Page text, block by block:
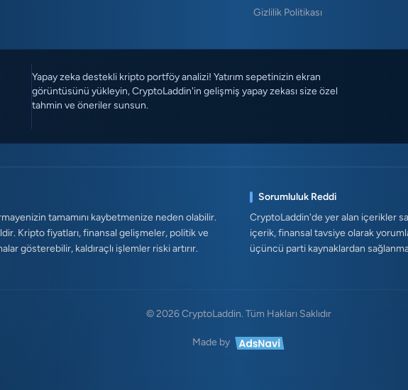
Gizlilik Politikası
Yapay zeka destekli kripto portföy analizi! Yatırım sepetinizin ekran
görüntüsünü yükleyin, CryptoLaddin'in gelişmiş yapay zekası size özel
tahmin ve öneriler sunsun.
tamamını kaybetmenize neden olabilir.
Kripto fiyatları, finansal gelişmeler, politik ve
gösterebilir, kaldıraçlı işlemler riski artırır.
Sorumluluk Reddi
CryptoLaddin'de yer alan içerikler
içerik, finansal tavsiye olarak
üçüncü parti kaynaklardan
© 2026 CryptoLaddin. Tüm Hakları Saklıdır
Made by